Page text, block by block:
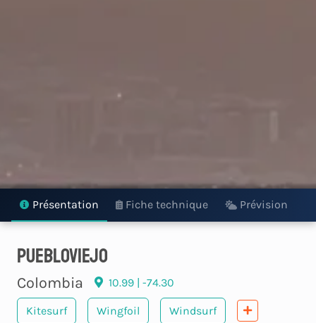
Présentation Fiche technique Prévision
Puebloviejo
Colombia 10.99 | -74.30
Kitesurf Wingfoil Windsurf